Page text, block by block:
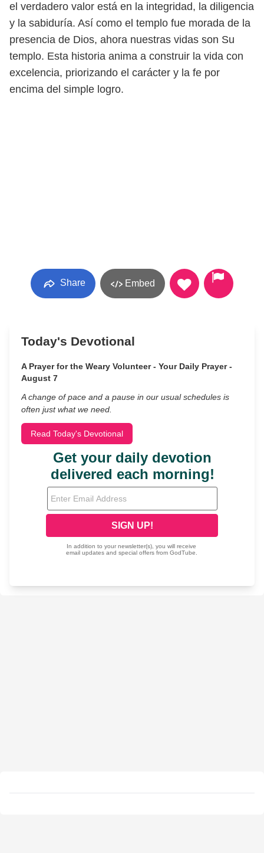
el verdadero valor está en la integridad, la diligencia
y la sabiduría. Así como el templo fue morada de la
presencia de Dios, ahora nuestras vidas son Su
templo. Esta historia anima a construir la vida con
excelencia, priorizando el carácter y la fe por
encima del simple logro.
Share Embed
Today's Devotional
A Prayer for the Weary Volunteer - Your Daily Prayer -
August 7
A change of pace and a pause in our usual schedules is
often just what we need.
Read Today's Devotional